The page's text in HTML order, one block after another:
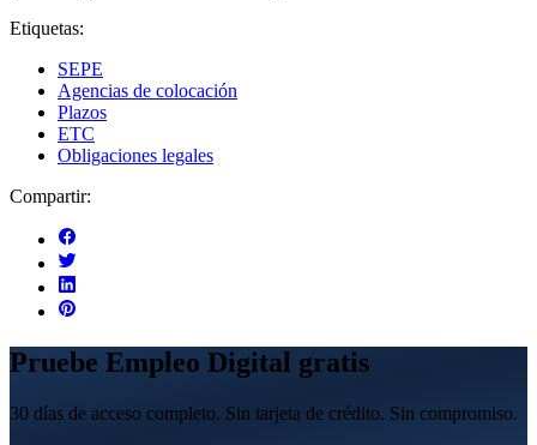
Etiquetas:
SEPE
Agencias de colocación
Plazos
ETC
Obligaciones legales
Compartir:
Pruebe Empleo Digital gratis
30 días de acceso completo. Sin tarjeta de crédito. Sin compromiso.